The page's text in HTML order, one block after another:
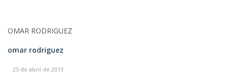
OMAR RODRIGUEZ
omar rodriguez
25 de abril de 2013